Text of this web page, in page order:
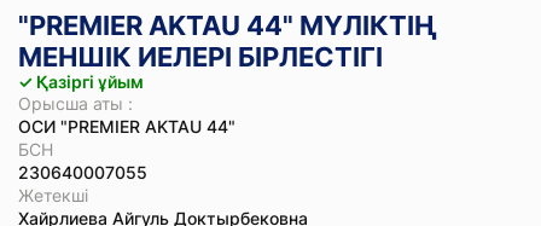
"PREMIER AKTAU 44" МҮЛІКТІҢ
МЕНШІК ИЕЛЕРІ БІРЛЕСТІГІ
✓ Қазіргі ұйым
Орысша аты :
ОСИ "PREMIER AKTAU 44"
БСН
230640007055
Жетекші
Хайрлиева Айгуль Доктырбековна